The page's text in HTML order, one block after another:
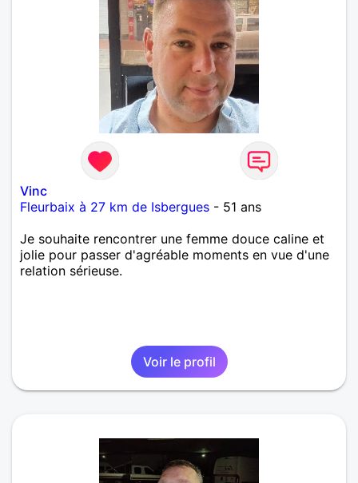
Vinc
Fleurbaix à 27 km de Isbergues - 51 ans
Je souhaite rencontrer une femme douce caline et
jolie pour passer d'agréable moments en vue d'une
relation sérieuse.
Voir le profil